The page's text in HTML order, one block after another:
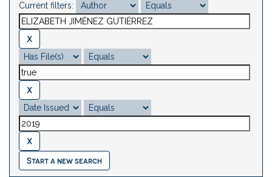
Current filters:
Start a new search